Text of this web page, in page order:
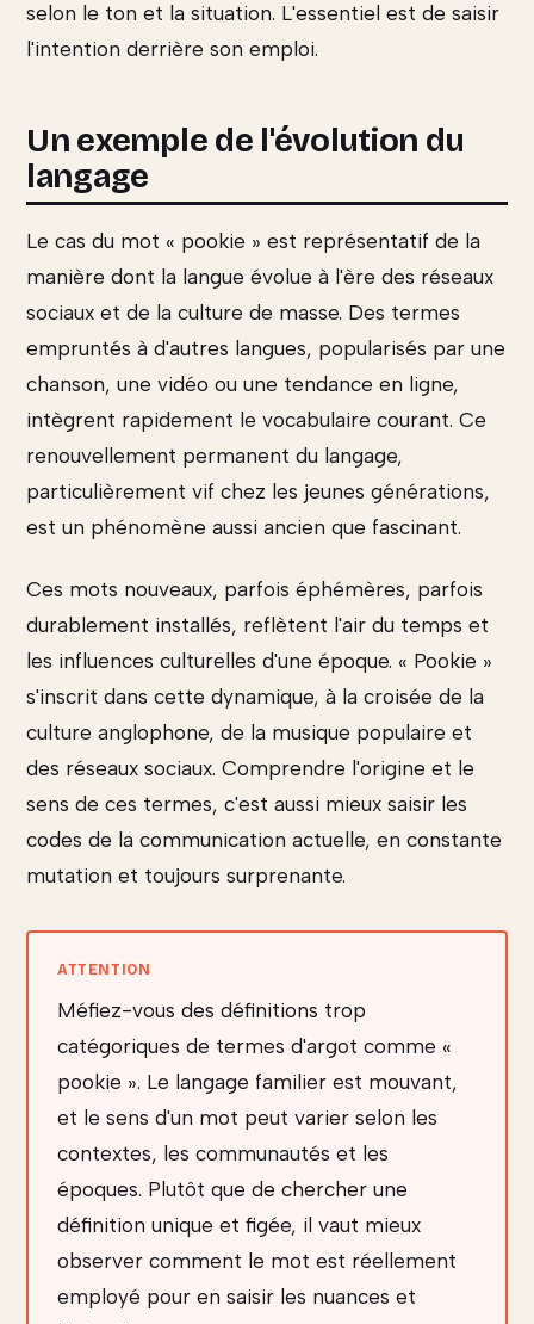
selon le ton et la situation. L'essentiel est de saisir
l'intention derrière son emploi.
Un exemple de l'évolution du
langage
Le cas du mot « pookie » est représentatif de la
manière dont la langue évolue à l'ère des réseaux
sociaux et de la culture de masse. Des termes
empruntés à d'autres langues, popularisés par une
chanson, une vidéo ou une tendance en ligne,
intègrent rapidement le vocabulaire courant. Ce
renouvellement permanent du langage,
particulièrement vif chez les jeunes générations,
est un phénomène aussi ancien que fascinant.
Ces mots nouveaux, parfois éphémères, parfois
durablement installés, reflètent l'air du temps et
les influences culturelles d'une époque. « Pookie »
s'inscrit dans cette dynamique, à la croisée de la
culture anglophone, de la musique populaire et
des réseaux sociaux. Comprendre l'origine et le
sens de ces termes, c'est aussi mieux saisir les
codes de la communication actuelle, en constante
mutation et toujours surprenante.
Méfiez-vous des définitions trop
catégoriques de termes d'argot comme «
pookie ». Le langage familier est mouvant,
et le sens d'un mot peut varier selon les
contextes, les communautés et les
époques. Plutôt que de chercher une
définition unique et figée, il vaut mieux
observer comment le mot est réellement
employé pour en saisir les nuances et